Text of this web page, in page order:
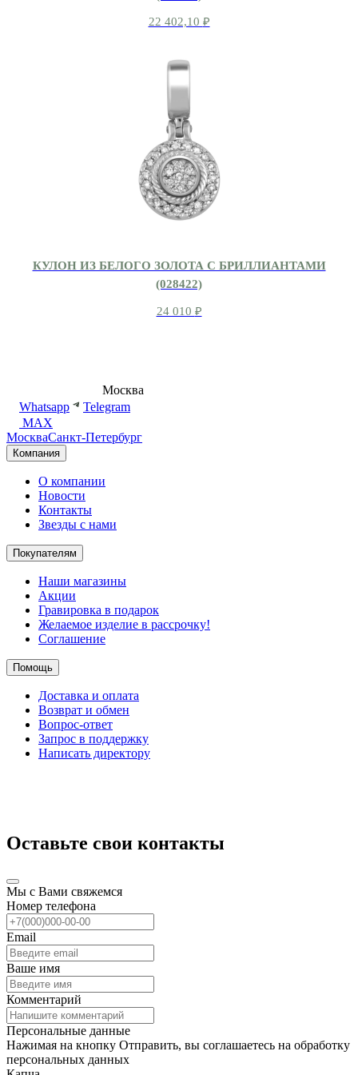
22 402,10 ₽
КУЛОН ИЗ БЕЛОГО ЗОЛОТА С БРИЛЛИАНТАМИ
(028422)
24 010 ₽
Москва
Whatsapp
Telegram
MAX
МоскваСанкт-Петербург
Компания
О компании
Новости
Контакты
Звезды с нами
Покупателям
Наши магазины
Акции
Гравировка в подарок
Желаемое изделие в рассрочку!
Соглашение
Помощь
Доставка и оплата
Возврат и обмен
Вопрос-ответ
Запрос в поддержку
Написать директору
Оставьте свои контакты
Мы с Вами свяжемся
Номер телефона
Email
Ваше имя
Комментарий
Персональные данные
Нажимая на кнопку Отправить, вы соглашаетесь на обработку
персональных данных